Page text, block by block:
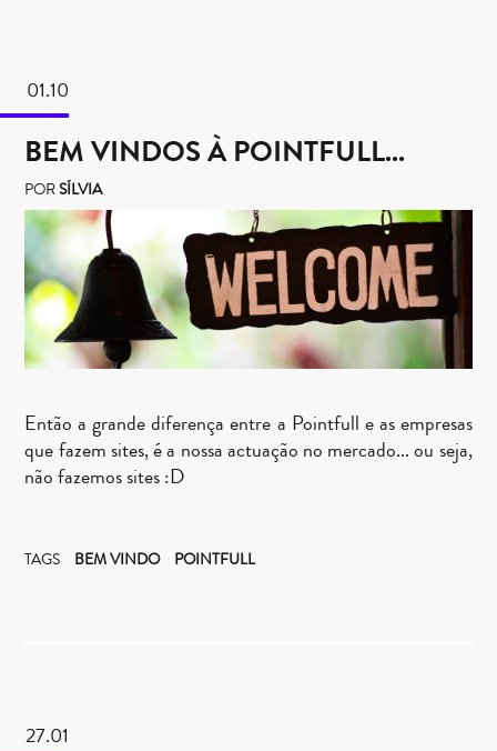
01.10
BEM VINDOS À POINTFULL...
PORSÍLVIA
Então a grande diferença entre a Pointfull e as empresas
que fazem sites, é a nossa actuação no mercado... ou seja,
não fazemos sites :D
TAGS BEM VINDO POINTFULL
27.01